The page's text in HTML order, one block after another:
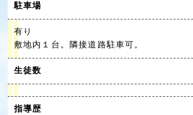
駐車場
有り
敷地内１台。隣接道路駐車可。
生徒数
指導歴